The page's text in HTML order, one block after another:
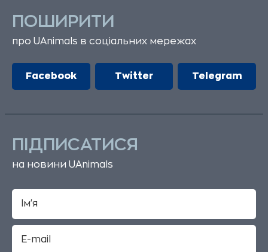
ПОШИРИТИ
про UAnimals в соціальних мережах
Facebook Twitter Telegram
ПІДПИСАТИСЯ
на новини UAnimals